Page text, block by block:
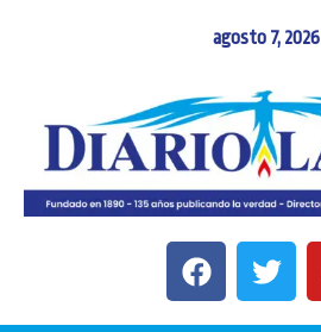
agosto 7, 2026